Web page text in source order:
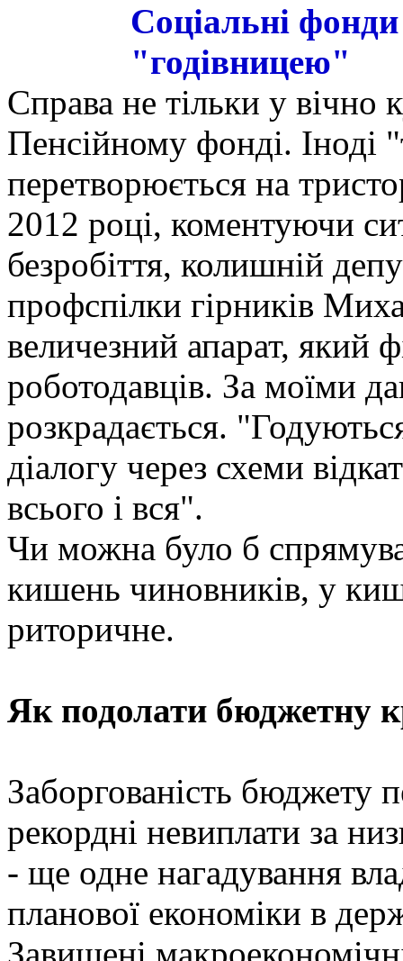
Соціальні
"годівницею"
Справа не тільки у вічно
Пенсійному фонді. Іноді
перетворюється на
2012 році, коментуючи
безробіття, колишній
профспілки гірників
величезний апарат, який
роботодавців. За моїми
розкрадається.
діалогу через схеми
всього і вся".
Чи можна було б
кишень чиновників, у
риторичне.
Як подолати бюджетну
Заборгованість бюджету
рекордні невиплати за
- ще одне нагадування
планової економіки в
Завищені